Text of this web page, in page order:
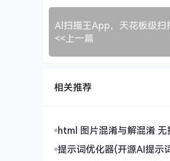
<<上一篇
相关推荐
html 图片混淆与解混淆 无
提示词优化器(开源AI提示